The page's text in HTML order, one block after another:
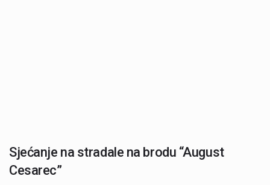
Sjećanje na stradale na brodu “August
Cesarec”